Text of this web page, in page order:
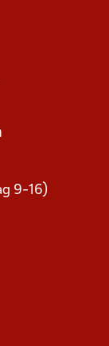
9-16)